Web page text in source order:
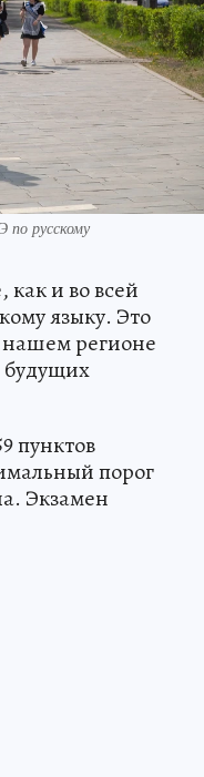
по русскому
и во всей
языку. Это
регионе
будущих
пунктов
порог
Экзамен